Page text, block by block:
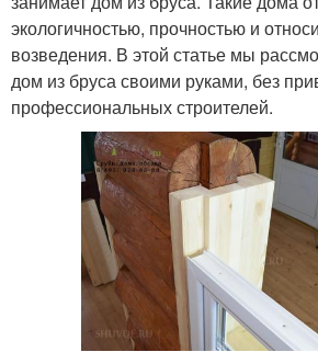
экологичностью, прочностью и
возведения. В этой статье мы
дом из бруса своими руками, без
профессиональных строителей.